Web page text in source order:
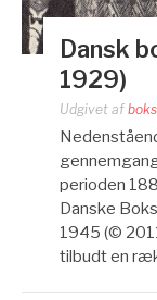
Dansk
1929)
Udgivet af
perioden
Danske
1945 (©
tilbudt en